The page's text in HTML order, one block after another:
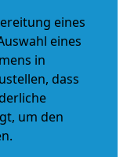
eines
eines
in
dass
um den